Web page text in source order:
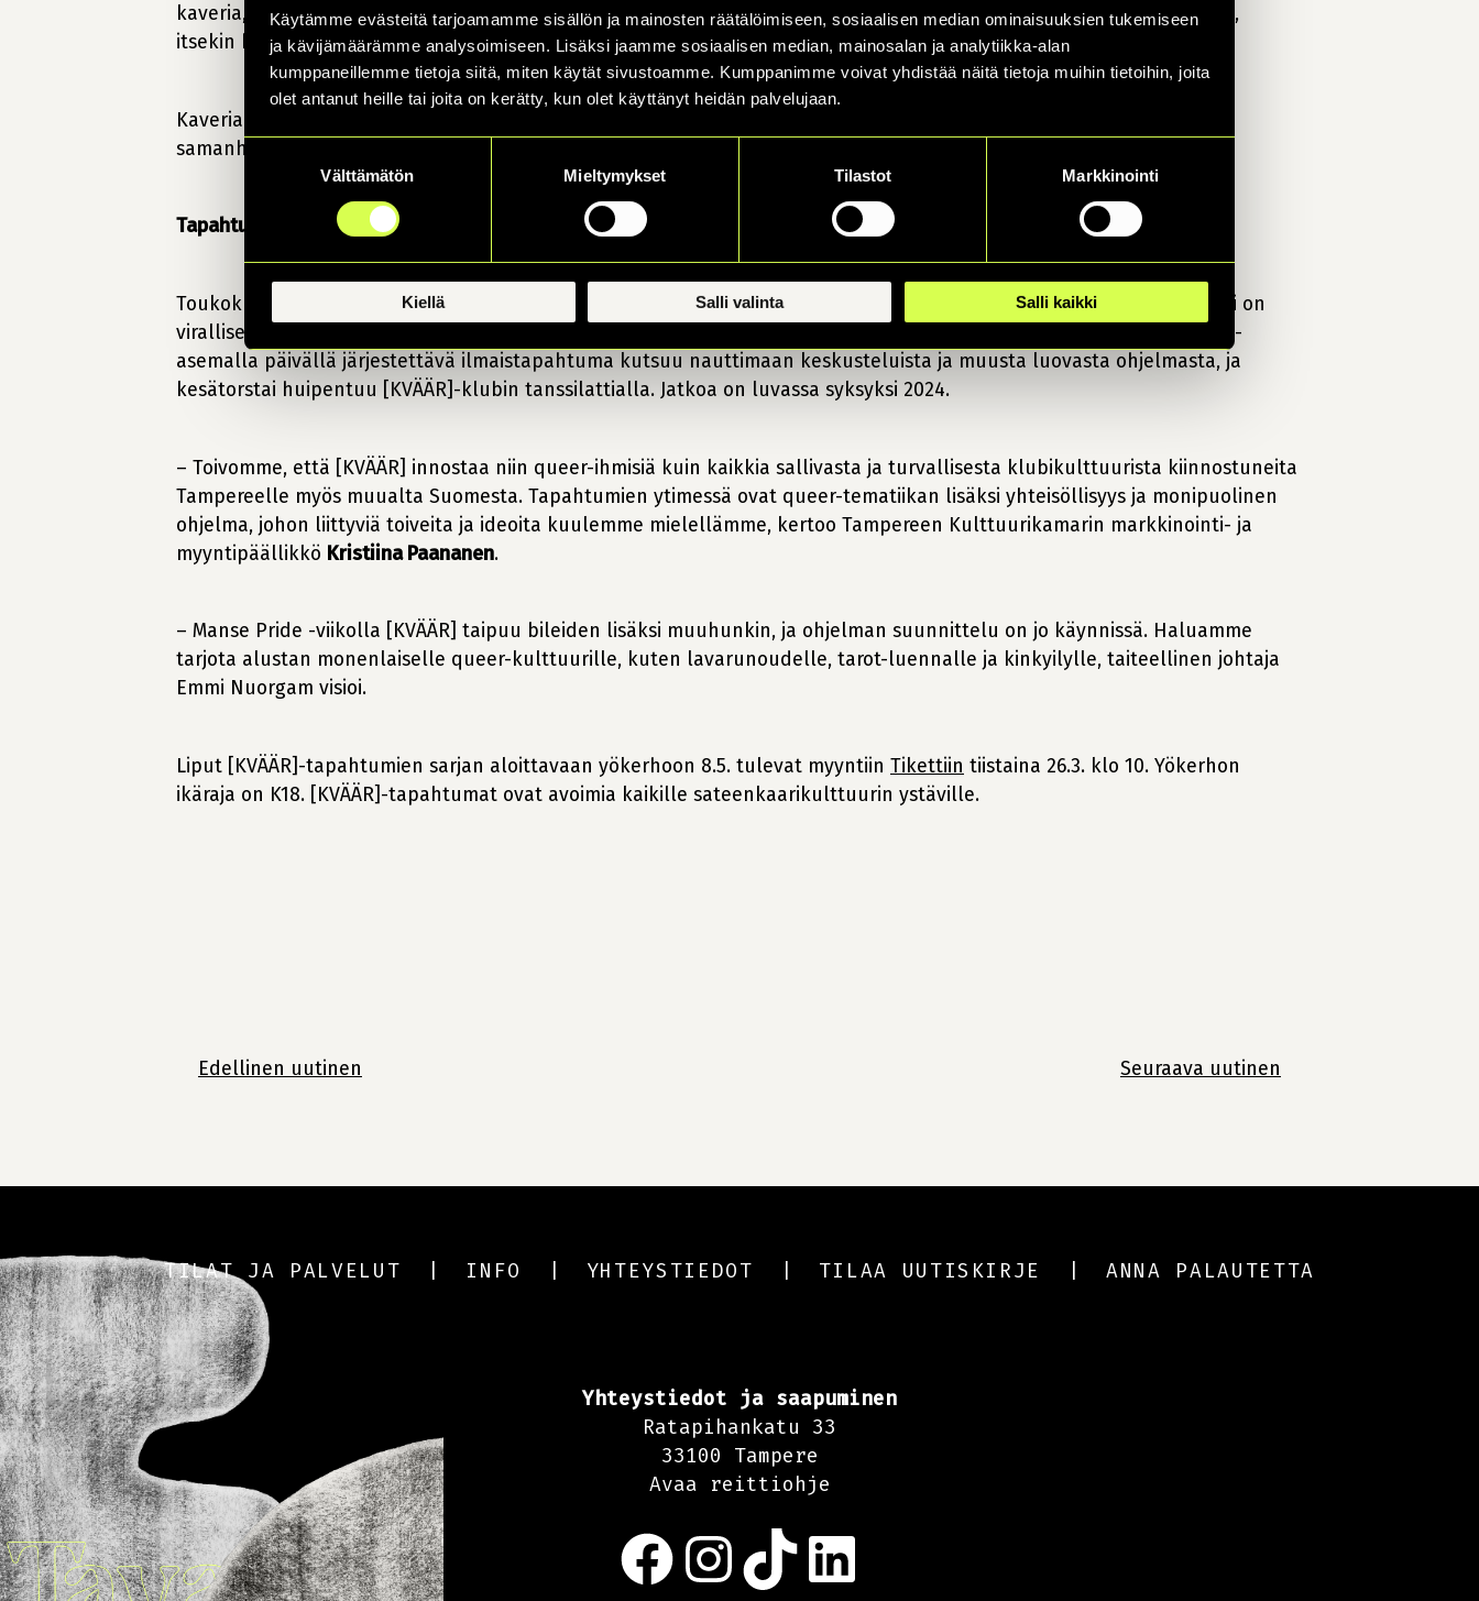
Käytämme evästeitä tarjoamamme sisällön ja mainosten räätälöimiseen, sosiaalisen median ominaisuuksien tukemiseen
ja kävijämäärämme analysoimiseen. Lisäksi jaamme sosiaalisen median, mainosalan ja analytiikka-alan
kumppaneillemme tietoja siitä, miten käytät sivustoamme. Kumppanimme voivat yhdistää näitä tietoja muihin tietoihin, joita
olet antanut heille tai joita on kerätty, kun olet käyttänyt heidän palvelujaan.
Suostumuksen
Välttämätön Mieltymykset Tilastot Markkinointi
Kiellä Salli valinta Salli kaikki
kaveria, jos ei halua juhlia yksin, vinkkaa Tavara-asemaa pyörittävän Tampereen Kulttuurikamarin tuotantopäällikkö,
itsekin häirintäyhdyshenkilönä toimivaLotta Ahtinen.
Kaveria [KVÄÄR]-yökerhoon etsivät voivat ottaa yhteyttä etukäteen
samanhenkisiä tapahtuman Keikkakaveri-pisteelle.
Tapahtumalle luvassa myös jatkoa
Toukokuinen [KVÄÄR] aloittaa etkot kohti 10.–16.6. vietettävääManse Pride -viikkoa
, jossa Tampereen Kulttuurikamari on
virallisena kumppanina. Torstaina 13.6. [KVÄÄR]-juhlinta kasvaa yökerhosta koko illan kestäväksi elämykseksi. Tavara-
asemalla päivällä järjestettävä ilmaistapahtuma kutsuu nauttimaan keskusteluista ja muusta luovasta ohjelmasta, ja
kesätorstai huipentuu [KVÄÄR]-klubin tanssilattialla. Jatkoa on luvassa syksyksi 2024.
– Toivomme, että [KVÄÄR] innostaa niin queer-ihmisiä kuin kaikkia sallivasta ja turvallisesta klubikulttuurista kiinnostuneita
Tampereelle myös muualta Suomesta. Tapahtumien ytimessä ovat queer-tematiikan lisäksi yhteisöllisyys ja monipuolinen
ohjelma, johon liittyviä toiveita ja ideoita kuulemme mielellämme, kertoo Tampereen Kulttuurikamarin markkinointi- ja
myyntipäällikkö Kristiina Paananen.
– Manse Pride -viikolla [KVÄÄR] taipuu bileiden lisäksi muuhunkin, ja ohjelman suunnittelu on jo käynnissä. Haluamme
tarjota alustan monenlaiselle queer-kulttuurille, kuten lavarunoudelle, tarot-luennalle ja kinkyilylle, taiteellinen johtaja
Emmi Nuorgam visioi.
Liput [KVÄÄR]-tapahtumien sarjan aloittavaan yökerhoon 8.5. tulevat myyntiin Tikettiin tiistaina 26.3. klo 10. Yökerhon
ikäraja on K18. [KVÄÄR]-tapahtumat ovat avoimia kaikille sateenkaarikulttuurin ystäville.
lukemista
Edellinen uutinen Seuraava uutinen
TILAT JA PALVELUT INFO YHTEYSTIEDOT TILAA UUTISKIRJE ANNA PALAUTETTA
Yhteystiedot ja saapuminen
Ratapihankatu 33
33100 Tampere
Avaa reittiohje
FacebookInstagram
TikTokLinkedIn